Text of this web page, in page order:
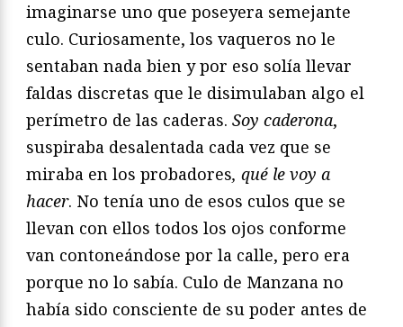
imaginarse uno que poseyera semejante
culo. Curiosamente, los vaqueros no le
sentaban nada bien y por eso solía llevar
faldas discretas que le disimulaban algo el
perímetro de las caderas. Soy caderona,
suspiraba desalentada cada vez que se
miraba en los probadores, qué le voy a
hacer. No tenía uno de esos culos que se
llevan con ellos todos los ojos conforme
van contoneándose por la calle, pero era
porque no lo sabía. Culo de Manzana no
había sido consciente de su poder antes de